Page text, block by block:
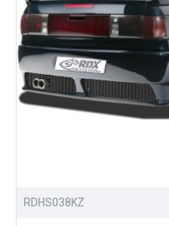
RDHS038KZ